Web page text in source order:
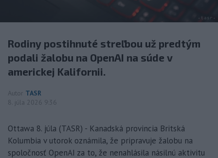
Rodiny postihnuté streľbou už predtým
podali žalobu na OpenAI na súde v
americkej Kalifornii.
Autor TASR
8. júla 2026 9:36
Ottawa 8. júla (TASR) - Kanadská provincia Britská
Kolumbia v utorok oznámila, že pripravuje žalobu na
spoločnosť OpenAI za to, že nenahlásila násilnú aktivitu